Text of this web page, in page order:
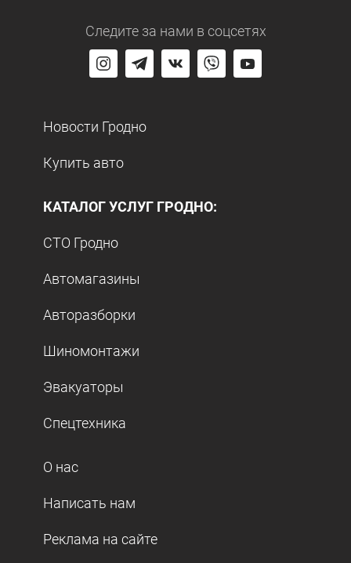
Следите за нами в соцсетях
Новости Гродно
Купить авто
КАТАЛОГ УСЛУГ ГРОДНО:
СТО Гродно
Автомагазины
Авторазборки
Шиномонтажи
Эвакуаторы
Спецтехника
О нас
Написать нам
Реклама на сайте